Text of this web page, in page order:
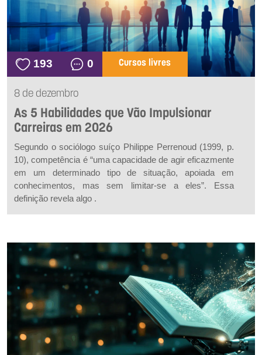
193 0 Cursos livres
8 de dezembro
As 5 Habilidades que Vão Impulsionar
Carreiras em 2026
Segundo o sociólogo suíço Philippe Perrenoud (1999, p.
10), competência é “uma capacidade de agir eficazmente
em um determinado tipo de situação, apoiada em
conhecimentos, mas sem limitar-se a eles”. Essa
definição revela algo .